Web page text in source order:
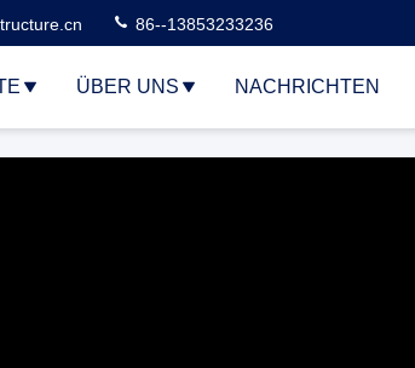
86--13853233236
ÜBER UNS NACHRICHTEN